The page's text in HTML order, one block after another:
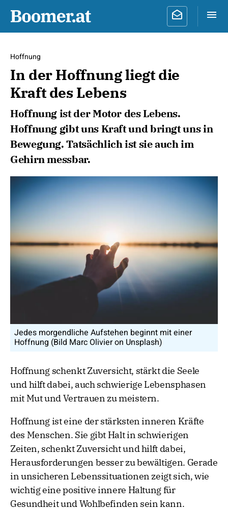
Hoffnung
In der Hoffnung liegt die
Kraft des Lebens
Hoffnung ist der Motor des Lebens.
Hoffnung gibt uns Kraft und bringt uns in
Bewegung. Tatsächlich ist sie auch im
Gehirn messbar.
Jedes morgendliche Aufstehen beginnt mit einer
Hoffnung (Bild Marc Olivier on Unsplash)
Hoffnung schenkt Zuversicht, stärkt die Seele
und hilft dabei, auch schwierige Lebensphasen
mit Mut und Vertrauen zu meistern.
Hoffnung ist eine der stärksten inneren Kräfte
des Menschen. Sie gibt Halt in schwierigen
Zeiten, schenkt Zuversicht und hilft dabei,
Herausforderungen besser zu bewältigen. Gerade
in unsicheren Lebenssituationen zeigt sich, wie
wichtig eine positive innere Haltung für
Gesundheit und Wohlbefinden sein kann.